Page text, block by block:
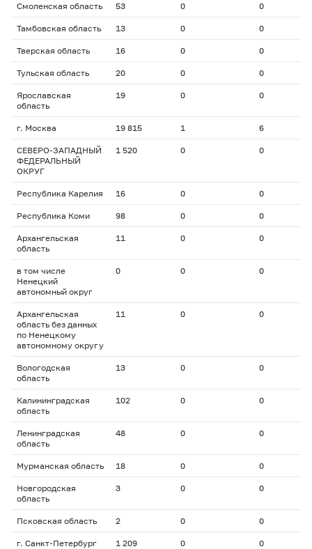
Смоленская область 53 0 0
Тамбовская область 13 0 0
Тверская область 16 0 0
Тульская область 20 0 0
Ярославская
область
19 0 0
г. Москва 19 815 1 6
СЕВЕРО-ЗАПАДНЫЙ
ФЕДЕРАЛЬНЫЙ
ОКРУГ
1 520 0 0
Республика Карелия 16 0 0
Республика Коми 98 0 0
Архангельская
область
11 0 0
в том числе
Ненецкий
автономный округ
0 0 0
Архангельская
область без данных
по Ненецкому
автономному округу
11 0 0
Вологодская
область
13 0 0
Калининградская
область
102 0 0
Ленинградская
область
48 0 0
Мурманская область 18 0 0
Новгородская
область
3 0 0
Псковская область 2 0 0
г. Санкт-Петербург 1 209 0 0